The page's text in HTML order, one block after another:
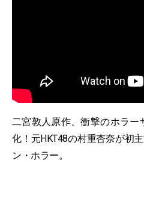
二宮敦人原作、衝撃のホラ
化！元HKT48の村重杏奈が初
ン・ホラー。